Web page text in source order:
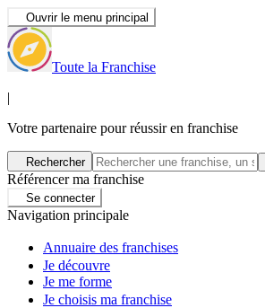
Ouvrir le menu principal
Toute la Franchise
|
Votre partenaire pour réussir en franchise
Rechercher
Référencer ma franchise
Se connecter
Navigation principale
Annuaire des franchises
Je découvre
Je me forme
Je choisis ma franchise